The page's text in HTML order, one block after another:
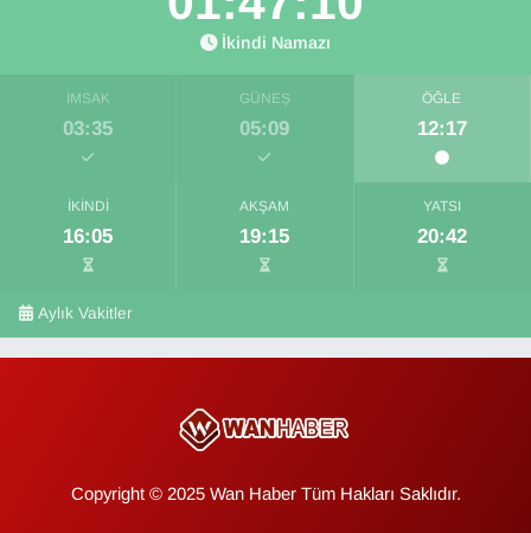
İkindi Namazı
İMSAK
03:35
GÜNEŞ
05:09
ÖĞLE
12:17
İKINDI
16:05
AKŞAM
19:15
YATSI
20:42
Aylık Vakitler
Copyright © 2025 Wan Haber Tüm Hakları Saklıdır.